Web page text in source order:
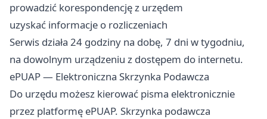
prowadzić korespondencję z urzędem
uzyskać informacje o rozliczeniach
Serwis działa 24 godziny na dobę, 7 dni w tygodniu,
na dowolnym urządzeniu z dostępem do internetu.
ePUAP — Elektroniczna Skrzynka Podawcza
Do urzędu możesz kierować pisma elektronicznie
przez platformę ePUAP. Skrzynka podawcza